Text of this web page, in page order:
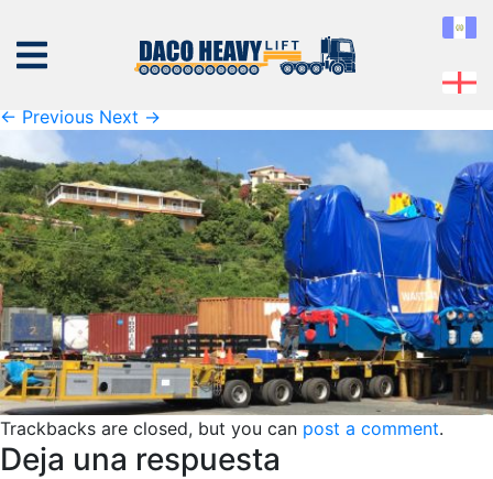
NOSOTROS
EQUIPO
SERVICIOS
PROYECTOS
CONTÁCTENOS
Published 08 de February de 2019at1460 × 473
← Previous Next →
Trackbacks are closed, but you can post a comment.
Deja una respuesta